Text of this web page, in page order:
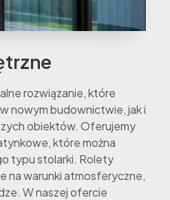
rozwiązanie, które
nowym budownictwie, jak i
obiektów. Oferujemy
które można
typu stolarki. Rolety
na warunki atmosferyczne,
W naszej ofercie